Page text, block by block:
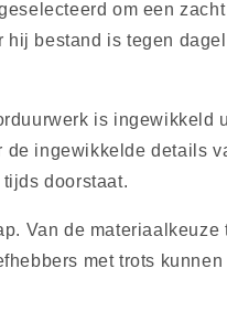
om een
bestand is tegen
is ingewikkeld
ingewikkelde details
doorstaat.
Van de
met trots kunnen